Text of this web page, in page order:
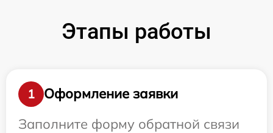
Этапы работы
1
Оформление заявки
Заполните форму обратной связи